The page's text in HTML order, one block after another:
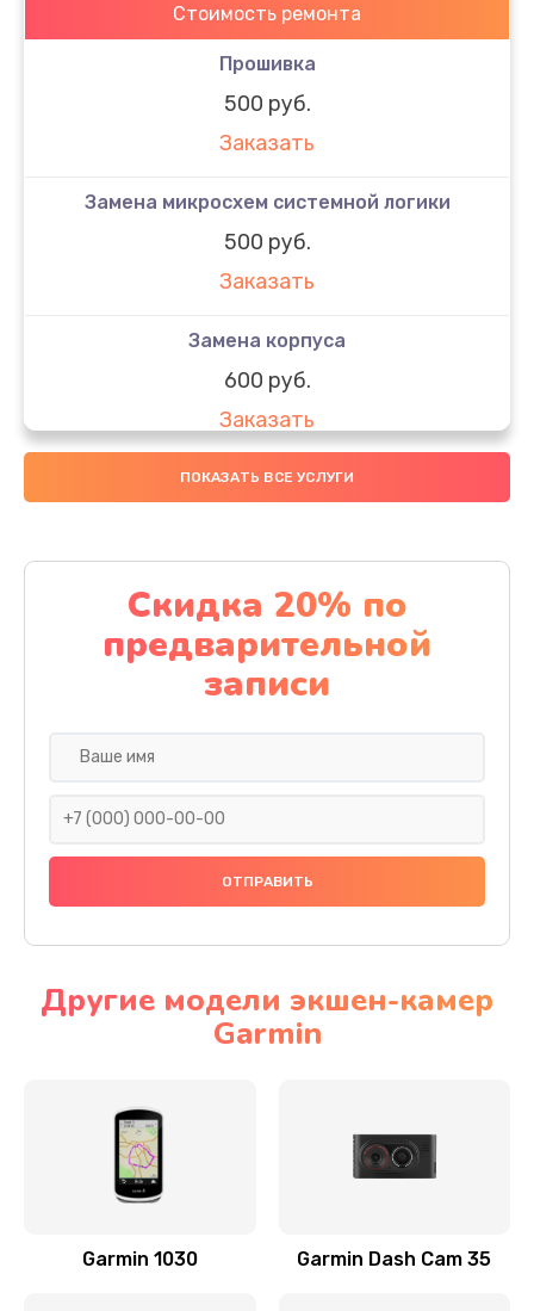
Стоимость ремонта
Прошивка
500 руб.
Заказать
Замена микросхем системной логики
500 руб.
Заказать
Замена корпуса
600 руб.
Заказать
Замена датчиков
Заказать
Замена конденсатора
500 руб.
Заказать
Замена передней панели
Замена основной платы
Заказать
ПОКАЗАТЬ ВСЕ УСЛУГИ
Скидка 20% по
предварительной
записи
Другие модели экшен-камер
Garmin
Garmin 1030 Garmin Dash Cam 35